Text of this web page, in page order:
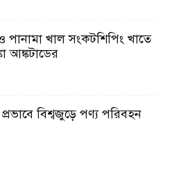
খাল সংকটশিপিং খাতে
আঙ্কটাডের
প্রভাবে বিশ্বজুড়ে পণ্য পরিবহন